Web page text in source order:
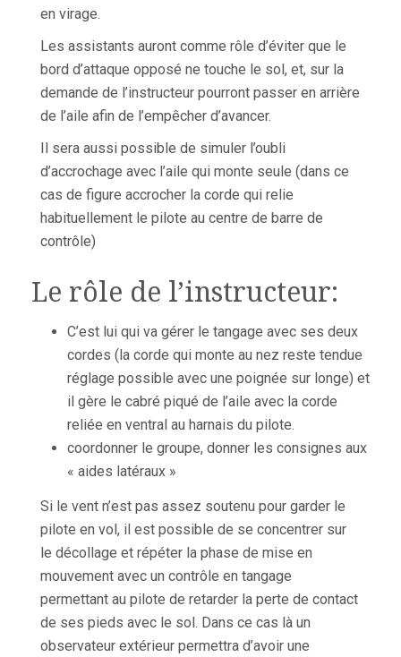
en virage.
Les assistants auront comme rôle d’éviter que le
bord d’attaque opposé ne touche le sol, et, sur la
demande de l’instructeur pourront passer en arrière
de l’aile afin de l’empêcher d’avancer.
Il sera aussi possible de simuler l’oubli
d’accrochage avec l’aile qui monte seule (dans ce
cas de figure accrocher la corde qui relie
habituellement le pilote au centre de barre de
contrôle)
Le rôle de l’instructeur:
C’est lui qui va gérer le tangage avec ses deux
cordes (la corde qui monte au nez reste tendue
réglage possible avec une poignée sur longe) et
il gère le cabré piqué de l’aile avec la corde
reliée en ventral au harnais du pilote.
coordonner le groupe, donner les consignes aux
« aides latéraux »
Si le vent n’est pas assez soutenu pour garder le
pilote en vol, il est possible de se concentrer sur
le décollage et répéter la phase de mise en
mouvement avec un contrôle en tangage
permettant au pilote de retarder la perte de contact
de ses pieds avec le sol. Dans ce cas là un
observateur extérieur permettra d’avoir une